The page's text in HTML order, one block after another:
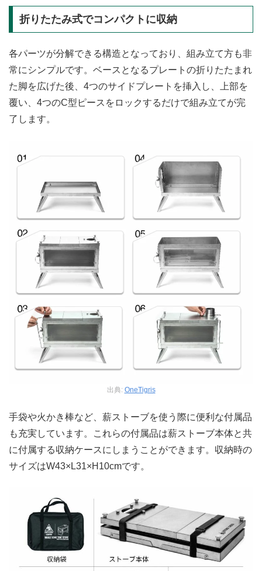
折りたたみ式でコンパクトに収納
各パーツが分解できる構造となっており、組み立て方も非
常にシンプルです。ベースとなるプレートの折りたたまれ
た脚を広げた後、4つのサイドプレートを挿入し、上部を
覆い、4つのC型ピースをロックするだけで組み立てが完
了します。
出典: OneTigris
手袋や火かき棒など、薪ストーブを使う際に便利な付属品
も充実しています。これらの付属品は薪ストーブ本体と共
に付属する収納ケースにしまうことができます。収納時の
サイズはW43×L31×H10cmです。